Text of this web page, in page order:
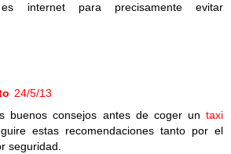
internet para precisamente evitar
24/5/13
buenos consejos antes de coger un taxi
estas recomendaciones tanto por el
seguridad.